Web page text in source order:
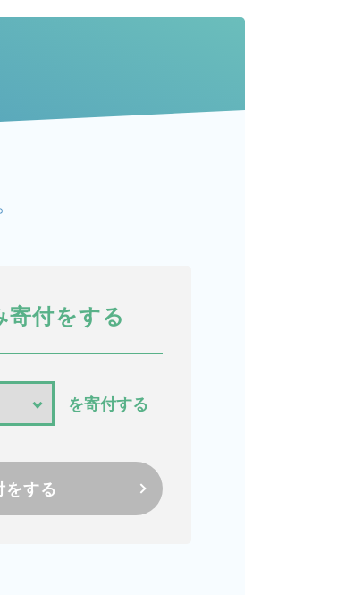
寄付をする
を寄付する
をする